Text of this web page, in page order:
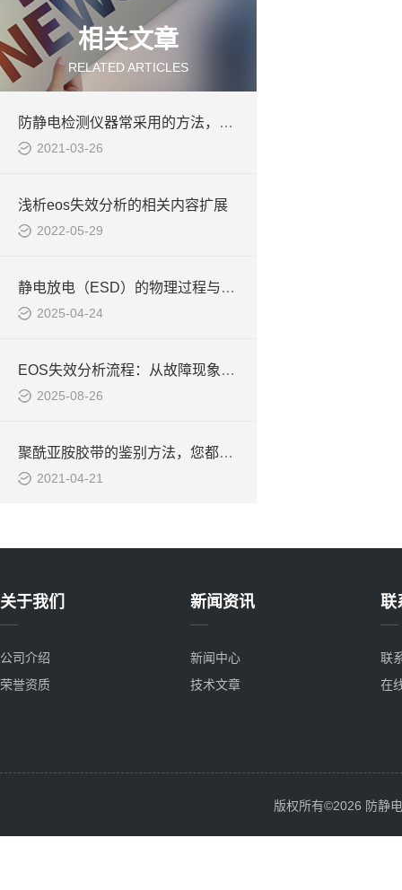
相关文章
RELATED ARTICLES
防静电检测仪器常采用的方法，您都知道吗
2021-03-26
浅析eos失效分析的相关内容扩展
2022-05-29
静电放电（ESD）的物理过程与危害机制
2025-04-24
EOS失效分析流程：从故障现象重现到根本原因判定
2025-08-26
聚酰亚胺胶带的鉴别方法，您都知道吗
2021-04-21
关于我们
公司介绍
荣誉资质
新闻资讯
新闻中心
技术文章
联
联
在
版权所有©2026 防静